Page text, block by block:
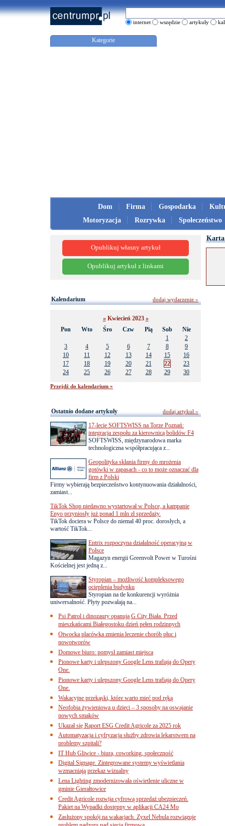
internet wszędzie artykuły
Kategorie
Dom Firma Gospodarka
Motoryzacja
Rozrywka Społeczeństwo
Karta
Opublikuj własny artykuł
Opublikuj artykuł z linkami
Kalendarium
«Kwiecień 2023 »
Pon
Wto Śro Czw Pią Sob
Nie
1
2
3
4 5 6 7 8
9
10
11 12 13 14 15
16
17
18 19 20 21 22
23
24
25 26 27 28 29 30
Przejdź do kalendarium »
dodaj wydarzenie »
Ostatnio dodane artykuły
17-lecie SOFTSWISS na Torze Poznań:
integracja zespołu za kierownicą bolidów F4
SOFTSWISS, międzynarodowa marka
technologiczna współpracująca z...
Geopolityka skłania firmy do mrożenia
gotówki w zapasach - co to może oznaczać dla
firm z Polski
Firmy wybierają bezpieczeństwo kontynuowania działalności,
zamiast...
TikTok Shop niedawno wystartował w Polsce, a kampanie
Enyo przyniosły już ponad 1 mln zł sprzedaży.
TikTok dociera w Polsce do niemal 40 proc. dorosłych, a
wartość TikTok...
Entrix rozpoczyna działalność operacyjną w
Polsce
Magazyn energii Greenvolt Power w Turośni
Kościelnej jest jedną z...
Styropian – możliwość kompleksowego
ocieplenia budynku
Styropian na tle konkurencji wyróżnia
uniwersalność. Płyty pozwalają na...
Psi Patrol i dinozaury opanują G City Biała. Przed
mieszkańcami Białegostoku dzień pełen rodzinnych
Otwocka placówka zmienia leczenie chorób płuc i
nowotworów
Domowe biuro: pomysł zamiast miejsca
Pionowe karty i ulepszony Google Lens trafiają do Opery
One.
Pionowe karty i ulepszony Google Lens trafiają do Opery
One.
Wakacyjne przekąski, które warto mieć pod ręką
Neofobia żywieniowa u dzieci – 3 sposoby na oswajanie
nowych smaków
Ukazał się Raport ESG Credit Agricole za 2025 rok
Automatyzacja i cyfryzacja służby zdrowia lekarstwem na
problemy szpitali?
IT Hub Gliwice - biura, coworking, społeczność
Digital Signage. Zintegrowane systemy wyświetlania
wzmacniają przekaz wizualny
Lena Lighting zmodernizowała oświetlenie uliczne w
gminie Gierałtowice
Credit Agricole rozwija cyfrową sprzedaż ubezpieczeń.
Pakiet na Wypadki dostępny w aplikacji CA24 Mo
Zasłużony spokój na wakacjach. Zyxel Nebula rozwiązuje
dodaj artykuł »